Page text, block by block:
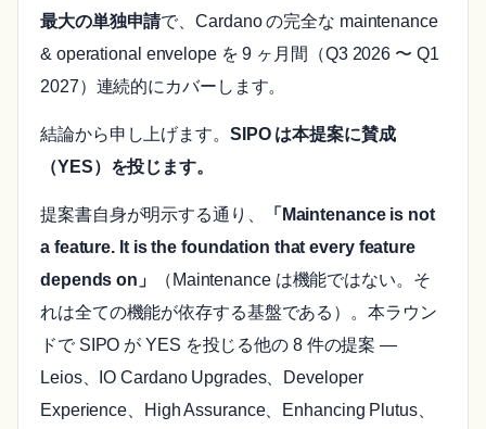
最大の単独申請で、Cardano の完全な maintenance
& operational envelope を 9 ヶ月間（Q3 2026 〜 Q1
2027）連続的にカバーします。
結論から申し上げます。 SIPO は本提案に賛成
（YES）を投じます。
提案書自身が明示する通り、
「Maintenance is not
a feature. It is the foundation that every feature
depends on」
（Maintenance は機能ではない。そ
れは全ての機能が依存する基盤である）。本ラウン
ドで SIPO が YES を投じる他の 8 件の提案 —
Leios、IO Cardano Upgrades、Developer
Experience、High Assurance、Enhancing Plutus、